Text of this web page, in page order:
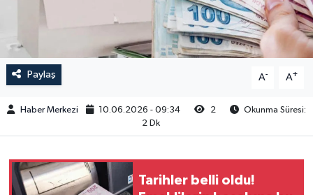
Paylaş A- A+
Haber Merkezi 10.06.2026 - 09:34 2
Okunma Süresi:
2 Dk
Tarihler belli oldu!